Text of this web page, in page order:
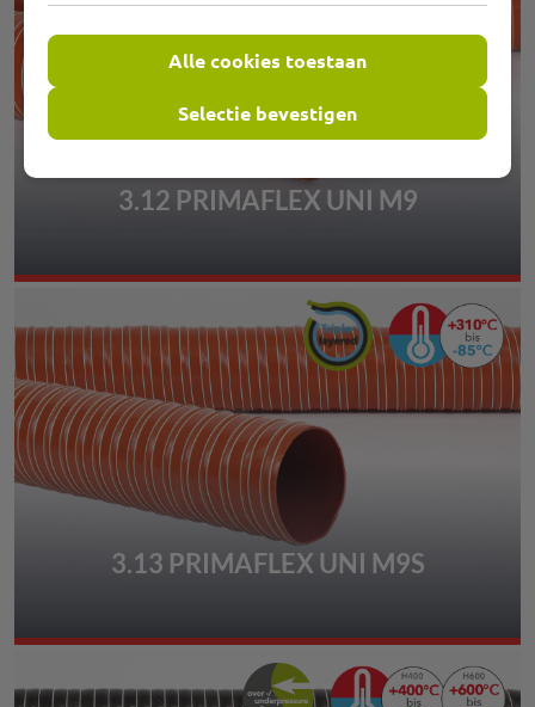
3.12 PRIMAFLEX UNI M9
3.13 PRIMAFLEX UNI M9S
Alle cookies toestaan
Selectie bevestigen